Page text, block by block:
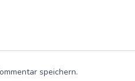
speichern.